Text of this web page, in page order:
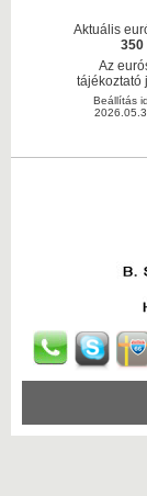
Aktuális
350
Az
tájékoztató
Beállítás